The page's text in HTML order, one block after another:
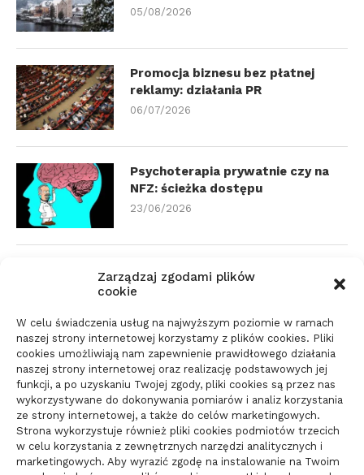
Zarządzaj zgodami plików
cookie
W celu świadczenia usług na najwyższym poziomie w ramach
naszej strony internetowej korzystamy z plików cookies. Pliki
cookies umożliwiają nam zapewnienie prawidłowego działania
naszej strony internetowej oraz realizację podstawowych jej
funkcji, a po uzyskaniu Twojej zgody, pliki cookies są przez nas
wykorzystywane do dokonywania pomiarów i analiz korzystania
ze strony internetowej, a także do celów marketingowych.
Strona wykorzystuje również pliki cookies podmiotów trzecich
w celu korzystania z zewnętrznych narzędzi analitycznych i
marketingowych. Aby wyrazić zgodę na instalowanie na Twoim
05/08/2026
Promocja biznesu bez płatnej
reklamy: działania PR
06/07/2026
Psychoterapia prywatnie czy na
NFZ: ścieżka dostępu
23/06/2026
Zmiana biura rachunkowego:
dokumenty i terminy
Parkiet do domu do spokojnego
wnętrza: jak wybrać materiał
świadomie
10/06/2026